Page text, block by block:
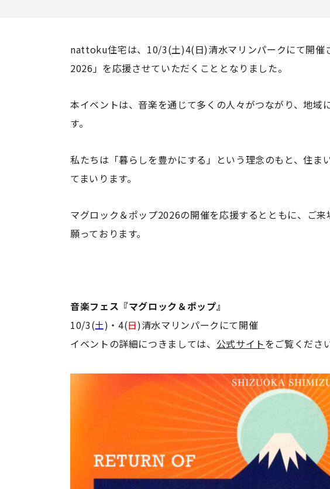
nattoku住宅は、10/3(土)4(日)清水マリンパークにて開催
2026」を応援させていただくこととなりました。
本イベントは、音楽を通じて多くの人々がつながり、地域
す。
私たちは「暮らしを豊かにする」という理念のもと、住ま
てまいります。
マグロック＆ポップ2026の開催を応援するとともに、ご
願っております。
音楽フェス『マグロック＆ポップ』
10/3(土)・4(日)清水マリンパークにて開催
イベントの詳細につきましては、 公式サイトをご覧くださ